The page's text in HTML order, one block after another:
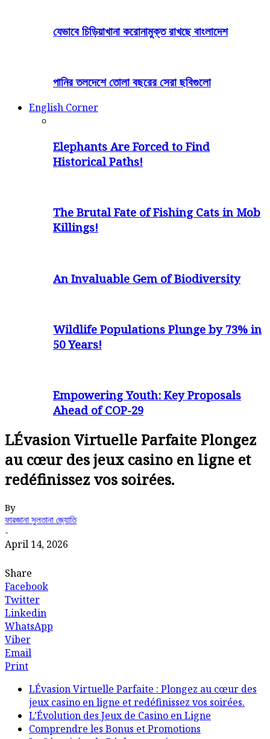
যেভাবে চিড়িয়াখানা করোনামুক্ত রাখছে বাংলাদেশ
পানির তলদেশে তোলা বছরের সেরা ছবিগুলো
English Corner
Elephants Are Forced to Find
Historical Paths!
The Brutal Fate of Fishing Cats in Mob
Killings!
An Invaluable Gem of Biodiversity
Wildlife Populations Plunge by 73% in
50 Years!
Empowering Youth: Key Proposals
Ahead of COP-29
LÉvasion Virtuelle Parfaite Plongez
au cœur des jeux casino en ligne et
redéfinissez vos soirées.
By
ফারজানা সুলতানা জ্যোতি
-
April 14, 2026
Share
Facebook
Twitter
Linkedin
WhatsApp
Viber
Email
Print
LÉvasion Virtuelle Parfaite : Plongez au cœur des
jeux casino en ligne et redéfinissez vos soirées.
L’Évolution des Jeux de Casino en Ligne
Comprendre les Bonus et Promotions